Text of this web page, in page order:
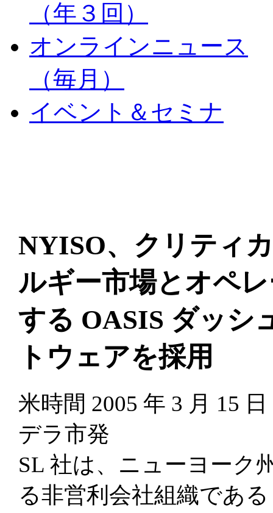
（年３回）
オンラインニュース
（毎月）
イベント＆セミナ
NYISO、クリティ
ルギー市場とオペ
する OASIS ダッシ
トウェアを採用
米時間 2005 年 3 月 15
デラ市発
SL 社は、ニューヨーク
る非営利会社組織である